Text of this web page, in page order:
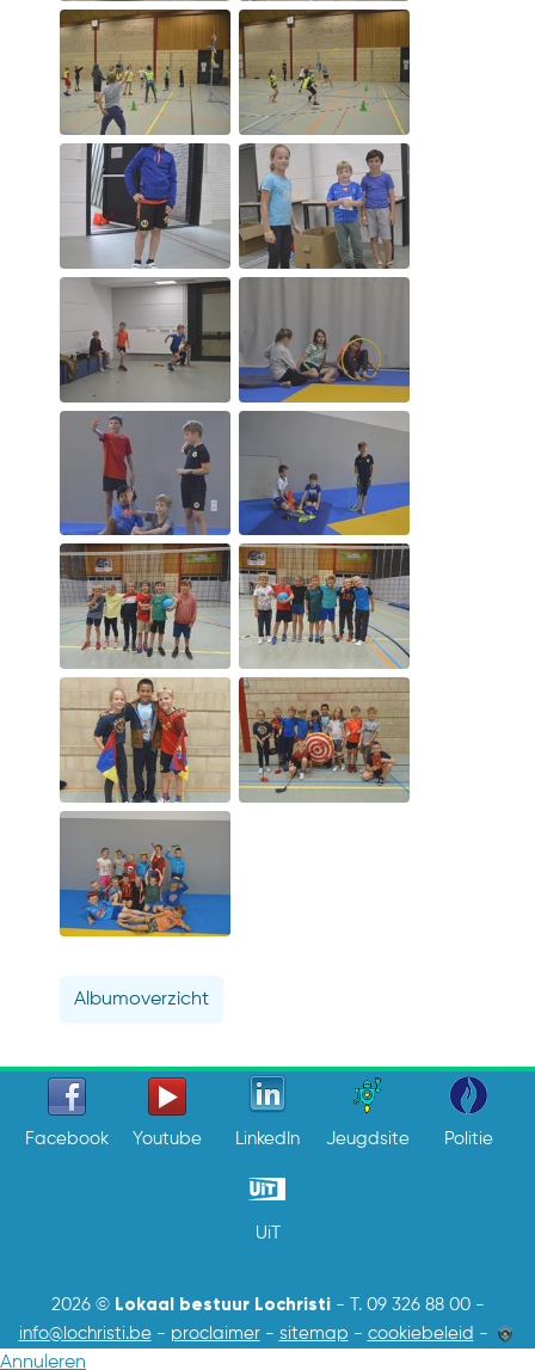
Albumoverzicht
Facebook Youtube LinkedIn Jeugdsite Politie
UiT
2026 © Lokaal bestuur Lochristi - T. 09 326 88 00-
info@lochristi.be- proclaimer- sitemap - cookiebeleid -
Annuleren